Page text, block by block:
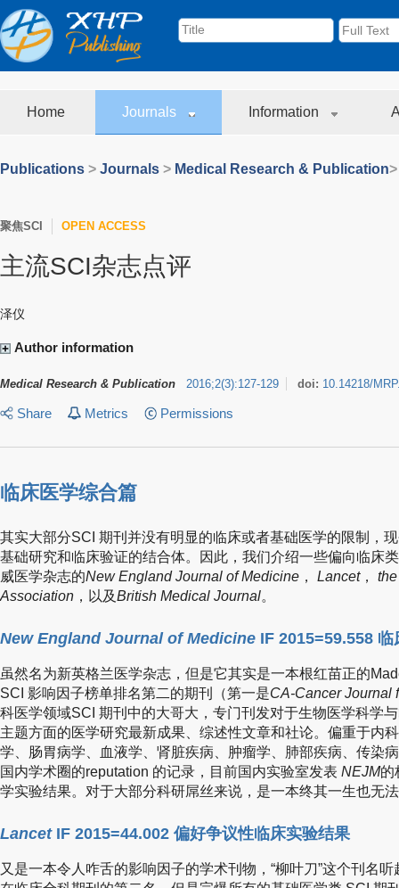
Home Journals Information
Publications > Journals > Medical Research & Publication
聚焦SCI OPEN ACCESS
主流SCI杂志点评
泽仪
Author information
Medical Research & Publication 2016;2(3):127-129 doi: 10.14218/
Share Metrics Permissions
临床医学综合篇
其实大部分SCI 期刊并没有明显的临床或者基础医学的限制，
基础研究和临床验证的结合体。因此，我们介绍一些偏向临床
威医学杂志的New England Journal of Medicine ， Lancet，
Association ，以及British Medical Journal。
New England Journal of Medicine IF 2015=59.558
虽然名为新英格兰医学杂志，但是它其实是一本根红苗正的
SCI 影响因子榜单排名第二的期刊（第一是CA-Cancer Journal
科医学领域SCI 期刊中的大哥大，专门刊发对于生物医学科学
主题方面的医学研究最新成果、综述性文章和社论。偏重于内
学、肠胃病学、血液学、肾脏疾病、肿瘤学、肺部疾病、传染
国内学术圈的reputation 的记录，目前国内实验室发表 NEJM的
学实验结果。对于大部分科研屌丝来说，是一本终其一生也无
LancetIF 2015=44.002 偏好争议性临床实验结果
又是一本令人咋舌的影响因子的学术刊物，“柳叶刀”这个刊名